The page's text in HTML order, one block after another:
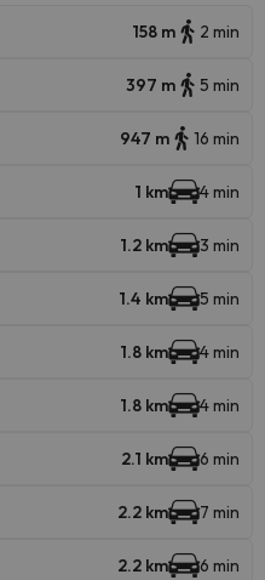
158 m 2 min
397 m 5 min
947 m 16 min
1 km 4 min
1.2 km 3 min
1.4 km 5 min
1.8 km 4 min
1.8 km 4 min
2.1 km 6 min
2.2 km 7 min
2.2 km 6 min